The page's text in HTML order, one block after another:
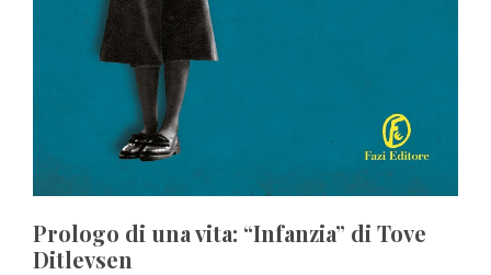
Prologo di una vita: “Infanzia” di Tove
Ditlevsen